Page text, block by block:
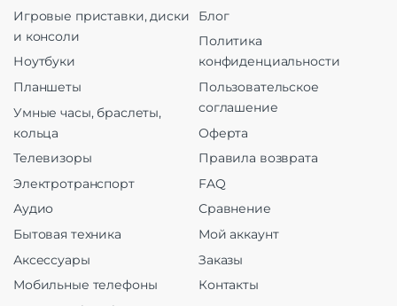
Игровые приставки, диски
и консоли
Ноутбуки
Планшеты
Умные часы, браслеты,
кольца
Телевизоры
Электротранспорт
Аудио
Бытовая техника
Аксессуары
Мобильные телефоны
Блог
Политика
конфиденциальности
Пользовательское
соглашение
Оферта
Правила возврата
FAQ
Сравнение
Мой аккаунт
Заказы
Контакты